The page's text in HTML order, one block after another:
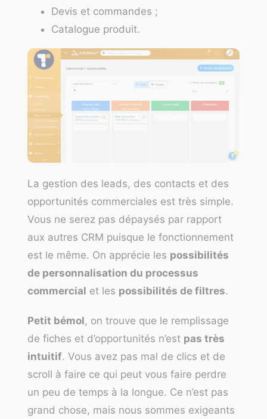
Devis et commandes ;
Catalogue produit.
La gestion des leads, des contacts et des
opportunités commerciales est très simple.
Vous ne serez pas dépaysés par rapport
aux autres CRM puisque le fonctionnement
est le même. On apprécie les possibilités
de personnalisation du processus
commercial et les possibilités de filtres.
Petit bémol, on trouve que le remplissage
de fiches et d’opportunités n’est pas très
intuitif. Vous avez pas mal de clics et de
scroll à faire ce qui peut vous faire perdre
un peu de temps à la longue. Ce n’est pas
grand chose, mais nous sommes exigeants